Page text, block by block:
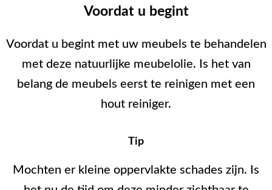
Voordat u begint
Voordat u begint met uw meubels te behandelen
met deze natuurlijke meubelolie. Is het van
belang de meubels eerst te reinigen met een
hout reiniger.
Tip
Mochten er kleine oppervlakte schades zijn. Is